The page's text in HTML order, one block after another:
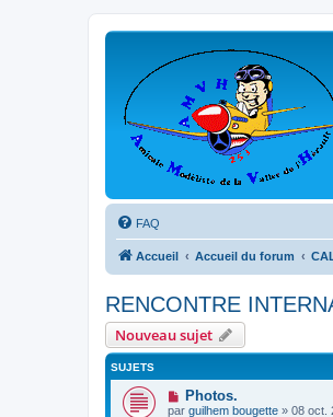
FAQ
Accueil Accueil du forum
RENCONTRE
Nouveau sujet
SUJETS
Photos.
par guilhem bougette » 08 oct.